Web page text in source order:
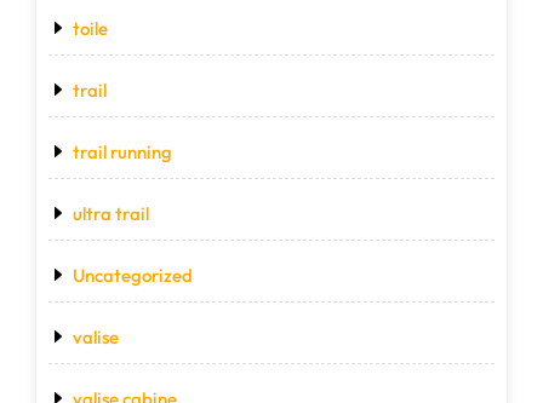
toile
trail
trail running
ultra trail
Uncategorized
valise